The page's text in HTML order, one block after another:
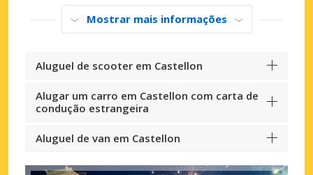
Mostrar mais informações
Aluguel de scooter em Castellon
Alugar um carro em Castellon com carta de
condução estrangeira
Aluguel de van em Castellon